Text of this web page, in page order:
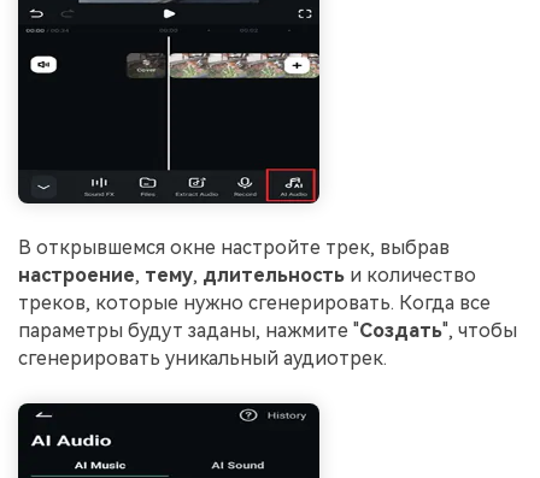
В открывшемся окне настройте трек, выбрав
настроение, тему, длительность и количество
треков, которые нужно сгенерировать. Когда все
параметры будут заданы, нажмите "Создать", чтобы
сгенерировать уникальный аудиотрек.